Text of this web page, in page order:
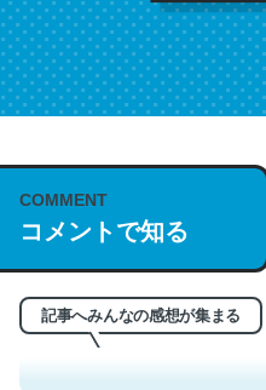
COMMENT
コメントで知る
記事へみんなの感想が集まる
これは名文。彼はとてもク
う。英語少しでも読める人
れ好き。Let’s Fucking
─今のこの状況が信じられるかい